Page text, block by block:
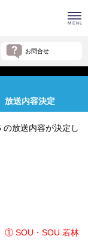
お問合せ
送内容決定
放送内容が決定し
① SOU・SOU 若林